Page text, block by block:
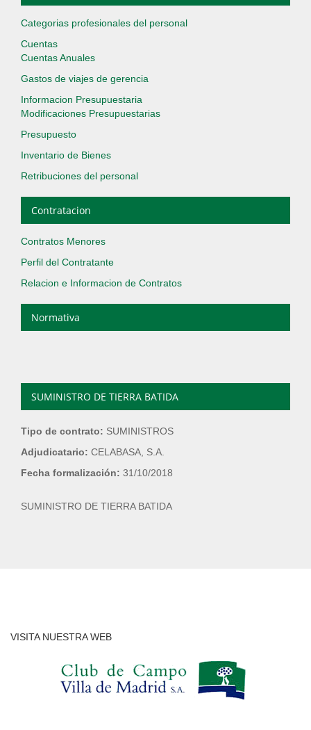
Categorias profesionales del personal
Cuentas
Cuentas Anuales
Gastos de viajes de gerencia
Informacion Presupuestaria
Modificaciones Presupuestarias
Presupuesto
Inventario de Bienes
Retribuciones del personal
Contratacion
Contratos Menores
Perfil del Contratante
Relacion e Informacion de Contratos
Normativa
SUMINISTRO DE TIERRA BATIDA
Tipo de contrato: SUMINISTROS
Adjudicatario: CELABASA, S.A.
Fecha formalización: 31/10/2018
SUMINISTRO DE TIERRA BATIDA
VISITA NUESTRA WEB